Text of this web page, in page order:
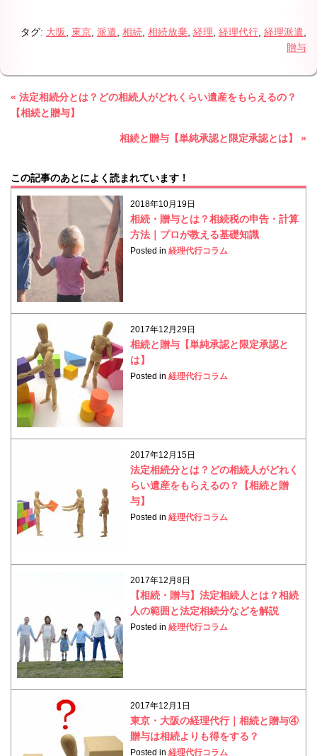
タグ: 大阪 東京 派遣 相続 相続放棄 経理 経理代行 経理派遣
贈与
« 法定相続分とは？どの相続人がどれくらい遺産をもらえるの？
【相続と贈与】
相続と贈与【単純承認と限定承認とは】 »
この記事のあとによく読まれています！
2018年10月19日
相続・贈与とは？相続税の申告・計算
方法｜プロが教える基礎知識
Posted in経理代行コラム
2017年12月29日
相続と贈与【単純承認と限定承認と
は】
Posted in経理代行コラム
2017年12月15日
法定相続分とは？どの相続人がどれく
らい遺産をもらえるの？【相続と贈
与】
Posted in経理代行コラム
2017年12月8日
【相続・贈与】法定相続人とは？相続
人の範囲と法定相続分などを解説
Posted in経理代行コラム
2017年12月1日
東京・大阪の経理代行｜相続と贈与④
贈与は相続よりも得をする？
Posted in経理代行コラム